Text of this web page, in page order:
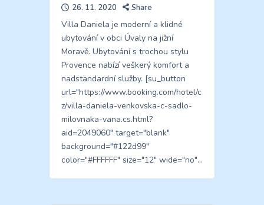
26. 11. 2020 Share
Villa Daniela je moderní a klidné
ubytování v obci Úvaly na jižní
Moravě. Ubytování s trochou stylu
Provence nabízí veškerý komfort a
nadstandardní služby. [su_button
url="https://www.booking.com/hotel/c
z/villa-daniela-venkovska-c-sadlo-
milovnaka-vana.cs.html?
aid=2049060" target="blank"
background="#122d99"
color="#FFFFFF" size="12" wide="no"…